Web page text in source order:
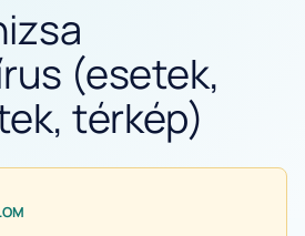
(esetek,
térkép)